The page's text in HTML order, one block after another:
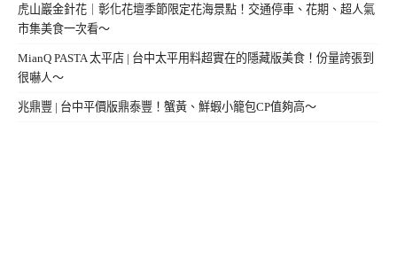
虎山巖金針花｜彰化花壇季節限定花海景點！交通停車、花期、超人氣
市集美食一次看～
MianQ PASTA 太平店 | 台中太平用料超實在的隱藏版美食！份量誇張到
很嚇人～
兆鼎豐 | 台中平價版鼎泰豐！蟹黃、鮮蝦小籠包CP值夠高～